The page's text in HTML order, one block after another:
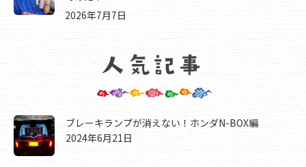
2026年7月7日
ブレーキランプが消えない！ホンダN-BOX編
2024年6月21日